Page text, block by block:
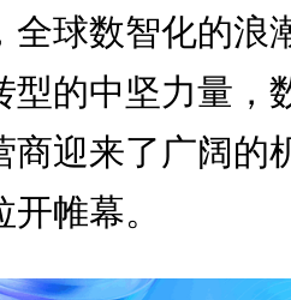
全球数智化的浪
型的中坚力量，
商迎来了广阔的
帷幕。